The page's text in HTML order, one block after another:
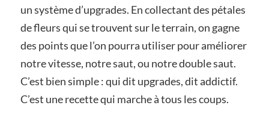
un système d’upgrades. En collectant des pétales
de fleurs qui se trouvent sur le terrain, on gagne
des points que l’on pourra utiliser pour améliorer
notre vitesse, notre saut, ou notre double saut.
C’est bien simple : qui dit upgrades, dit addictif.
C’est une recette qui marche à tous les coups.